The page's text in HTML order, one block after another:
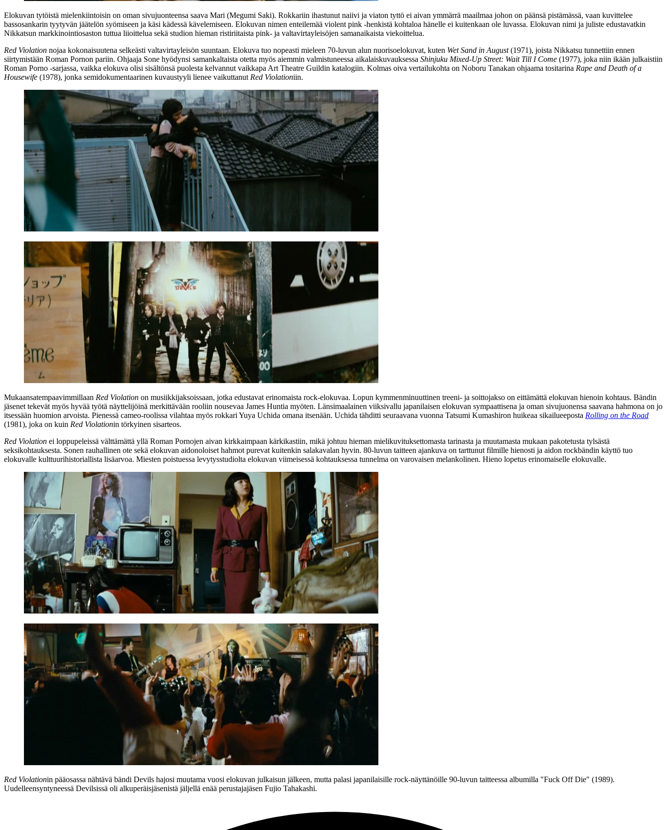
Elokuvan tytöistä mielenkiintoisin on oman sivujuonteensa saava Mari (Megumi Saki). Rokkariin ihastunut naiivi ja viaton tyttö ei aivan ymmärrä maailmaa johon on päänsä pistämässä, vaan kuvittelee
bassosankarin tyytyvän jäätelön syömiseen ja käsi kädessä kävelemiseen. Elokuvan nimen enteilemää violent pink ‑henkistä kohtaloa hänelle ei kuitenkaan ole luvassa. Elokuvan nimi ja juliste edustavatkin
Nikkatsun markkinointiosaston tuttua liioittelua sekä studion hieman ristiriitaista pink‑ ja valtavirtayleisöjen samanaikaista viekoittelua.
Red Violation nojaa kokonaisuutena selkeästi valtavirtayleisön suuntaan. Elokuva tuo nopeasti mieleen 70‑luvun alun nuorisoelokuvat, kuten Wet Sand in August(1971), joista Nikkatsu tunnettiin ennen
siirtymistään Roman Pornon pariin. Ohjaaja Sone hyödynsi samankaltaista otetta myös aiemmin valmistuneessa aikalaiskuvauksessa Shinjuku Mixed‑Up Street: Wait Till I Come (1977), joka niin ikään julkaistiin
Roman Porno ‑sarjassa, vaikka elokuva olisi sisältönsä puolesta kelvannut vaikkapa Art Theatre Guildin katalogiin. Kolmas oiva vertailukohta on Noboru Tanakan ohjaama tositarina Rape and Death of a
Housewife (1978), jonka semidokumentaarinen kuvaustyyli lienee vaikuttanut Red Violationiin.
Mukaansatempaavimmillaan Red Violation on musiikkijaksoissaan, jotka edustavat erinomaista rock-elokuvaa. Lopun kymmenminuuttinen treeni‑ ja soittojakso on eittämättä elokuvan hienoin kohtaus. Bändin
jäsenet tekevät myös hyvää työtä näyttelijöinä merkittävään rooliin nousevaa James Huntia myöten. Länsimaalainen viiksivallu japanilaisen elokuvan sympaattisena ja oman sivujuonensa saavana hahmona on jo
itsessään huomion arvoista. Pienessä cameo-roolissa vilahtaa myös rokkari Yuya Uchida omana itsenään. Uchida tähditti seuraavana vuonna Tatsumi Kumashiron huikeaa sikailueeposta Rolling on the Road
(1981), joka on kuin Red Violationin törkyinen sisarteos.
Red Violation ei loppupeleissä välttämättä yllä Roman Pornojen aivan kirkkaimpaan kärkikastiin, mikä johtuu hieman mielikuvituksettomasta tarinasta ja muutamasta mukaan pakotetusta tylsästä
seksikohtauksesta. Sonen rauhallinen ote sekä elokuvan aidonoloiset hahmot purevat kuitenkin salakavalan hyvin. 80‑luvun taitteen ajankuva on tarttunut filmille hienosti ja aidon rockbändin käyttö tuo
elokuvalle kulttuurihistoriallista lisäarvoa. Miesten poistuessa levytysstudiolta elokuvan viimeisessä kohtauksessa tunnelma on varovaisen melankolinen. Hieno lopetus erinomaiselle elokuvalle.
Red Violationin pääosassa nähtävä bändi Devils hajosi muutama vuosi elokuvan julkaisun jälkeen, mutta palasi japanilaisille rock-näyttänöille 90‑luvun taitteessa albumilla "Fuck Off Die" (1989).
Uudelleensyntyneessä Devilsissä oli alkuperäisjäsenistä jäljellä enää perustajajäsen Fujio Tahakashi.